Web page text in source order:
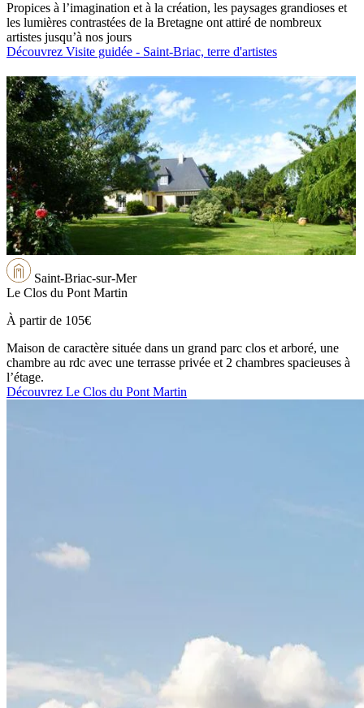
Propices à l’imagination et à la création, les paysages grandioses et
les lumières contrastées de la Bretagne ont attiré de nombreux
artistes jusqu’à nos jours
Découvrez Visite guidée - Saint-Briac, terre d'artistes
Saint-Briac-sur-Mer
Le Clos du Pont Martin
À partir de 105€
Maison de caractère située dans un grand parc clos et arboré, une
chambre au rdc avec une terrasse privée et 2 chambres spacieuses à
l’étage.
Découvrez Le Clos du Pont Martin